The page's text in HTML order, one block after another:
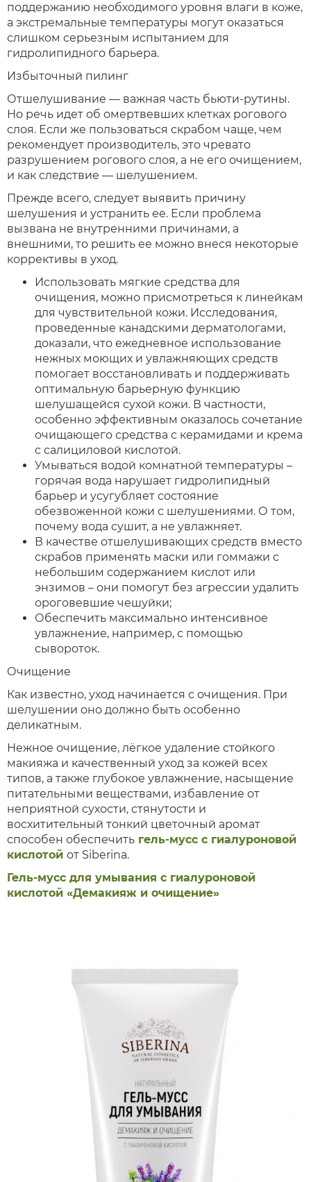
поддержанию необходимого уровня влаги в коже,
а экстремальные температуры могут оказаться
слишком серьезным испытанием для
гидролипидного барьера.
Избыточный пилинг
Отшелушивание — важная часть бьюти-рутины.
Но речь идет об омертвевших клетках рогового
слоя. Если же пользоваться скрабом чаще, чем
рекомендует производитель, это чревато
разрушением рогового слоя, а не его очищением,
и как следствие — шелушением.
Прежде всего, следует выявить причину
шелушения и устранить ее. Если проблема
вызвана не внутренними причинами, а
внешними, то решить ее можно внеся некоторые
коррективы в уход.
Использовать мягкие средства для
очищения, можно присмотреться к линейкам
для чувствительной кожи. Исследования,
проведенные канадскими дерматологами,
доказали, что ежедневное использование
нежных моющих и увлажняющих средств
помогает восстановливать и поддерживать
оптимальную барьерную функцию
шелушащейся сухой кожи. В частности,
особенно эффективным оказалось сочетание
очищающего средства с керамидами и крема
с салициловой кислотой.
Умываться водой комнатной температуры –
горячая вода нарушает гидролипидный
барьер и усугубляет состояние
обезвоженной кожи с шелушениями. О том,
почему вода сушит, а не увлажняет.
В качестве отшелушивающих средств вместо
скрабов применять маски или гоммажи с
небольшим содержанием кислот или
энзимов – они помогут без агрессии удалить
ороговевшие чешуйки;
Обеспечить максимально интенсивное
увлажнение, например, с помощью
сывороток.
Очищение
Как известно, уход начинается с очищения. При
шелушении оно должно быть особенно
деликатным.
Нежное очищение, лёгкое удаление стойкого
макияжа и качественный уход за кожей всех
типов, а также глубокое увлажнение, насыщение
питательными веществами, избавление от
неприятной сухости, стянутости и
восхитительный тонкий цветочный аромат
способен обеспечить гель-мусс с гиалуроновой
кислотой от Siberinа.
Гель-мусс для умывания с гиалуроновой
кислотой «Демакияж и очищение»